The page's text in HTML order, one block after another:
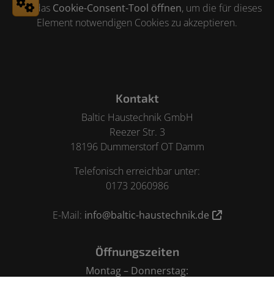
Bitte das Cookie-Consent-Tool öffnen, um die für dieses
Element notwendigen Cookies zu akzeptieren.
Footer - Kontaktdaten und Öffnungszeiten
Kontakt
Baltic Haustechnik GmbH
Reezer Str. 3
18196 Dummerstorf OT Damm
Telefonisch erreichbar unter:
0173 2060986
E-Mail: info@baltic-haustechnik.de
Öffnungszeiten
Montag – Donnerstag: